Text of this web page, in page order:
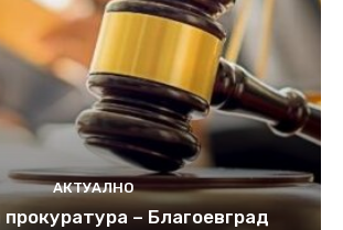
АКТУАЛНО
– Благоевград